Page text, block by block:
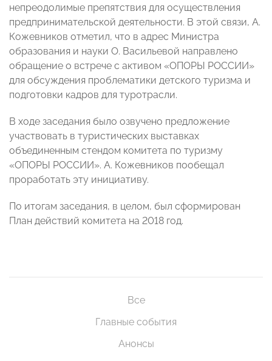
непреодолимые препятствия для осуществления
предпринимательской деятельности. В этой связи, А.
Кожевников отметил, что в адрес Министра
образования и науки О. Васильевой направлено
обращение о встрече с активом «ОПОРЫ РОССИИ»
для обсуждения проблематики детского туризма и
подготовки кадров для туротрасли.
В ходе заседания было озвучено предложение
участвовать в туристических выставках
объединенным стендом комитета по туризму
«ОПОРЫ РОССИИ». А. Кожевников пообещал
проработать эту инициативу.
По итогам заседания, в целом, был сформирован
План действий комитета на 2018 год.
Все
Главные события
Анонсы